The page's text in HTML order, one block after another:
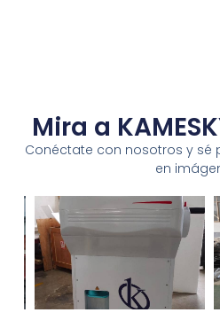
Mira a
Conéctate con nosotros y sé
en